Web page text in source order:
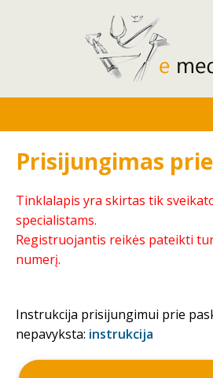
Prisijungimas
Tinklalapis yra skirtas tik
specialistams.
Registruojantis reikės pateikti
numerį.
Instrukcija prisijungimui prie
nepavyksta: instrukcija